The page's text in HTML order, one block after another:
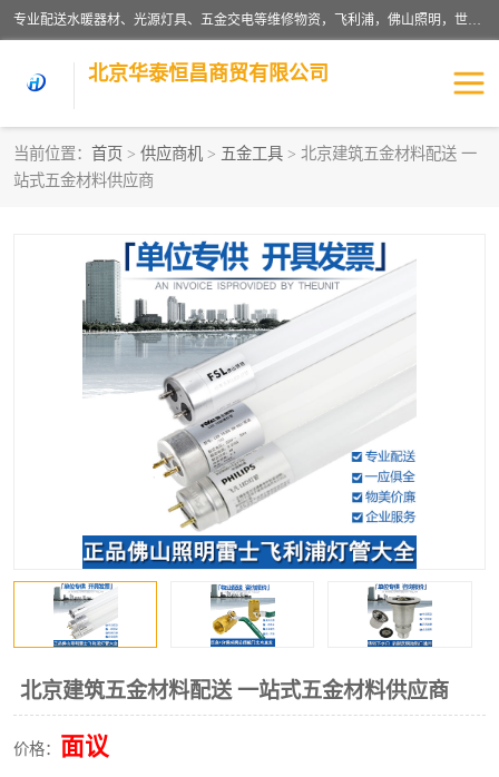
专业配送水暖器材、光源灯具、五金交电等维修物资，飞利浦，佛山照明，世达，博世，九牧，特陶等各产品涉及国内外知名品牌。公司专注与物业、学校、酒店、工厂等单位合作，提供一站式配送服务，降低客户综合成本。依托电子商务改变传统模式，以专业的团队为客户提供24H物资配送到达，货到月结、统一开票，便捷退换等服务，提高了企业的运营效率。
北京华泰恒昌商贸有限公司
当前位置： 首页 > 供应商机 > 五金工具 > 北京建筑五金材料配送 一
站式五金材料供应商
北京建筑五金材料配送 一站式五金材料供应商
价格： 面议
水暖阀门
涂料辅材